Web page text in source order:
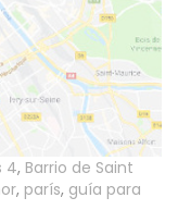
4, Barrio de Saint
, parís, guía para